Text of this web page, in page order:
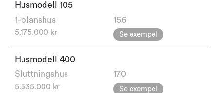
Husmodell 105
156
5.175.000 kr
1-planshus
Se exempel
Husmodell 400
170
5.535.000 kr
Sluttningshus
Se exempel